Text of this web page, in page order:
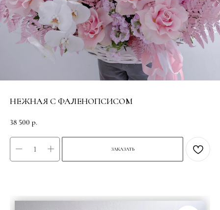
НЕЖНАЯ С ФАЛЕНОПСИСОМ
38 500 р.
ЗАКАЗАТЬ